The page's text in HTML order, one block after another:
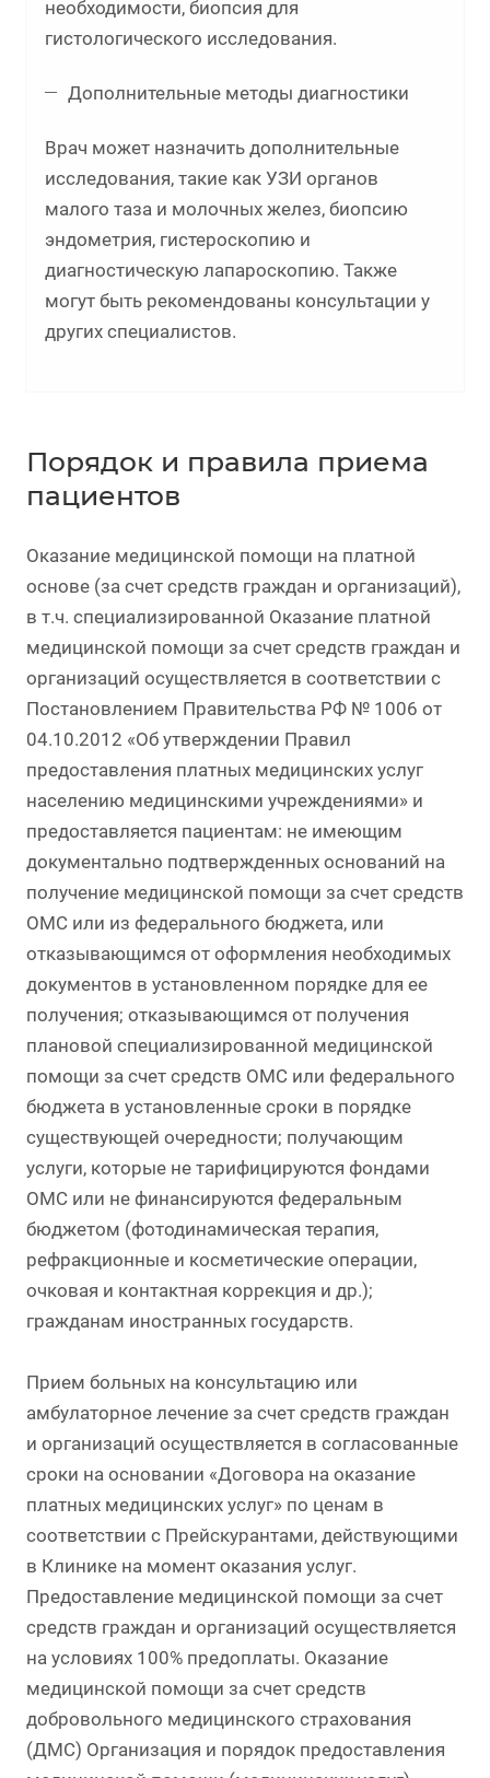
необходимости, биопсия для
гистологического исследования.
Дополнительные методы диагностики
Врач может назначить дополнительные
исследования, такие как УЗИ органов
малого таза и молочных желез, биопсию
эндометрия, гистероскопию и
диагностическую лапароскопию. Также
могут быть рекомендованы консультации у
других специалистов.
Порядок и правила приема
пациентов
Оказание медицинской помощи на платной
основе (за счет средств граждан и организаций),
в т.ч. специализированной Оказание платной
медицинской помощи за счет средств граждан и
организаций осуществляется в соответствии с
Постановлением Правительства РФ № 1006 от
04.10.2012 «Об утверждении Правил
предоставления платных медицинских услуг
населению медицинскими учреждениями» и
предоставляется пациентам: не имеющим
документально подтвержденных оснований на
получение медицинской помощи за счет средств
ОМС или из федерального бюджета, или
отказывающимся от оформления необходимых
документов в установленном порядке для ее
получения; отказывающимся от получения
плановой специализированной медицинской
помощи за счет средств ОМС или федерального
бюджета в установленные сроки в порядке
существующей очередности; получающим
услуги, которые не тарифицируются фондами
ОМС или не финансируются федеральным
бюджетом (фотодинамическая терапия,
рефракционные и косметические операции,
очковая и контактная коррекция и др.);
гражданам иностранных государств.
Прием больных на консультацию или
амбулаторное лечение за счет средств граждан
и организаций осуществляется в согласованные
сроки на основании «Договора на оказание
платных медицинских услуг» по ценам в
соответствии с Прейскурантами, действующими
в Клинике на момент оказания услуг.
Предоставление медицинской помощи за счет
средств граждан и организаций осуществляется
на условиях 100% предоплаты. Оказание
медицинской помощи за счет средств
добровольного медицинского страхования
(ДМС) Организация и порядок предоставления